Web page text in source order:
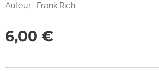
Auteur : Frank Rich
6,00 €